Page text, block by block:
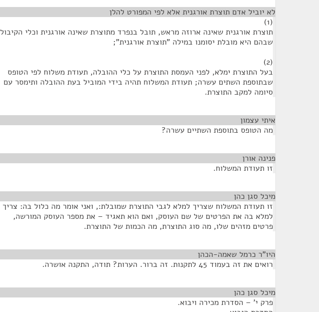
לא יוביל אדם תוצרת אורגנית אלא לפי המפורט להלן
(1)
תוצרת אורגנית שאינה ארוזה מראש, תובל בנפרד מתוצרת שאינה אורגנית וכלי הקיבול
שבהם היא מובלת יסומנו במילה "תוצרת אורגנית";
(2)
בעל התוצרת ימלא, לפני העמסת התוצרת על כלי ההובלה, תעודת משלוח לפי הטופס
שבתוספת השתים עשרה; תעודת המשלוח תהיה בידי המוביל בעת ההובלה ותימסר עם
סיומה למקב התוצרת.
איתי עצמון
מה הטופס בתוספת השתיים עשרה?
פנינה אורן
זו תעודת המשלוח.
מיכל סגן כהן
זו תעודת המשלוח שצריך למלא לגבי התוצרת שמובלת:, ואני אומר מה כלול בה: צריך
למלא בה את הפרטים של שם העוסק, ואם הוא תאגיד – את מספר העוסק המורשה,
פרטים מזהים שלו, מה סוג התוצרת, מה הכמות של התוצרת.
היו"ר כרמל שאמה-הכהן
רואים את זה בעמוד 45 לתקנות. זה ברור. הערות? תודה, התקנה אושרה.
מיכל סגן כהן
פרק י' – הסדרת מכירה ויבוא.